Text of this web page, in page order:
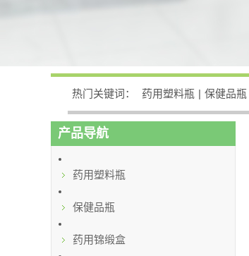
热门关键词： 药用塑料瓶 | 保健品瓶
产品导航
药用塑料瓶
保健品瓶
药用锦缎盒